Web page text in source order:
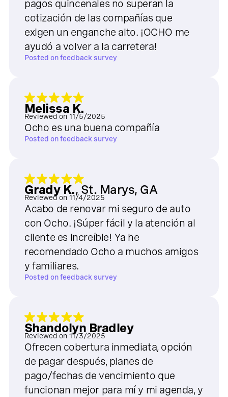
pagos quincenales no superan la
cotización de las compañías que
exigen un enganche alto. ¡OCHO me
ayudó a volver a la carretera!
Posted onfeedback survey
Melissa K.
Reviewed on 11/5/2025
Ocho es una buena compañía
Posted onfeedback survey
Grady K., St. Marys, GA
Reviewed on 11/4/2025
Acabo de renovar mi seguro de auto
con Ocho. ¡Súper fácil y la atención al
cliente es increíble! Ya he
recomendado Ocho a muchos amigos
y familiares.
Posted onfeedback survey
Shandolyn Bradley
Reviewed on 11/3/2025
Ofrecen cobertura inmediata, opción
de pagar después, planes de
pago/fechas de vencimiento que
funcionan mejor para mí y mi agenda, y